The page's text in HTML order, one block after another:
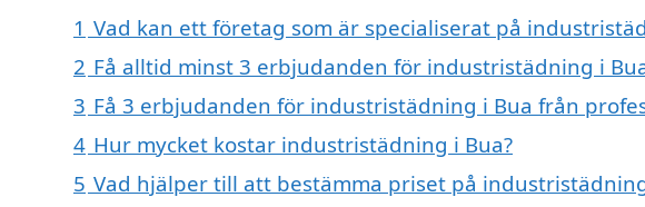
1 Vad kan ett företag som är specialiserat på
2 Få alltid minst 3 erbjudanden för industristädning i
3 Få 3 erbjudanden för industristädning i Bua från
4 Hur mycket kostar industristädning i Bua?
5 Vad hjälper till att bestämma priset på